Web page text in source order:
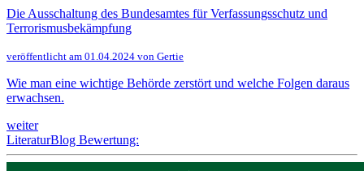
Die Ausschaltung des Bundesamtes für ­Verfassungsschutz und
Terrorismusbekämpfung
veröffentlicht am 01.04.2024 von Gertie
Wie man eine wichtige Behörde zerstört und welche Folgen daraus
erwachsen.
weiter
LiteraturBlog Bewertung: